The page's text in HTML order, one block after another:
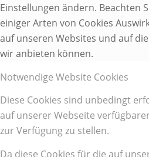
Einstellungen ändern. Beachten
einiger Arten von Cookies
auf unseren Websites und auf
wir anbieten können.
Notwendige Website Cookies
Diese Cookies sind unbedingt
auf unserer Webseite
zur Verfügung zu stellen.
Da diese Cookies für die auf